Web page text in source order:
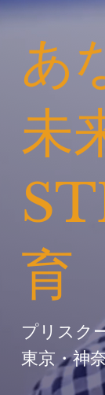
あ
未
育
プリスク
東京・神